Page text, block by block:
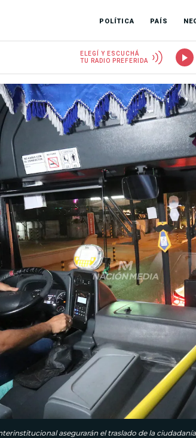
POLÍTICA PAÍS
ELEGÍ Y ESCUCHÁ
TU RADIO PREFERIDA
asegurarán el traslado de la